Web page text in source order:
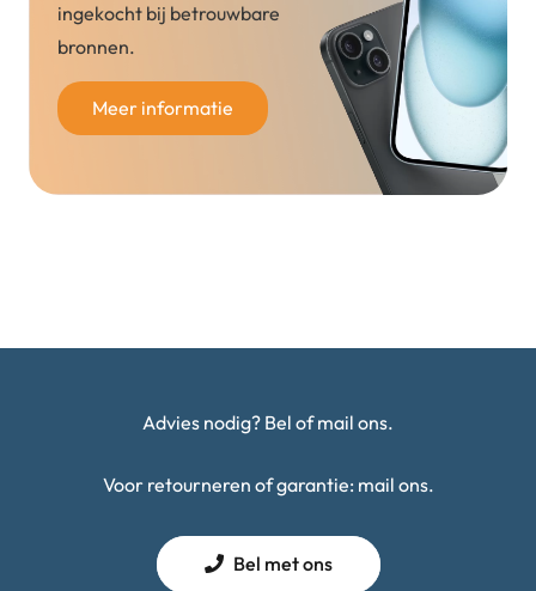
ingekocht bij betrouwbare
bronnen.
Meer informatie
Advies nodig? Bel of mail ons.
Voor retourneren of garantie: mail ons.
Bel met ons